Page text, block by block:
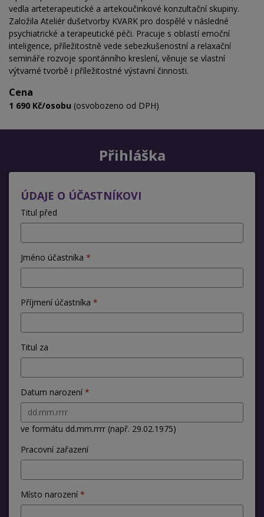
vedla arteterapeutické a artekoučinkové konzultační skupiny.
Založila Ateliér dušetvorby KVARK pro dospělé v následné
psychiatrické a terapeutické péči. Pracuje s oblastí emoční
inteligence, příležitostně vede sebezkušenostní a relaxační
semináře rozvoje spontánního kreslení, věnuje se vlastní
výtvarné tvorbě i příležitostné výstavní činnosti.
Cena
1 690 Kč/osobu (osvobozeno od DPH)
Přihláška
ÚDAJE O ÚČASTNÍKOVI
Titul před
Jméno účastníka
Příjmení účastníka
Titul za
Datum narození
ve formátu dd.mm.rrrr (např. 29.02.1975)
Pracovní zařazení
Místo narození